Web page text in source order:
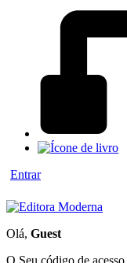
Entrar
Olá, Guest
O Seu código de acesso